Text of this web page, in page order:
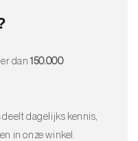
dan150.000
deelt dagelijks kennis,
in onze winkel.